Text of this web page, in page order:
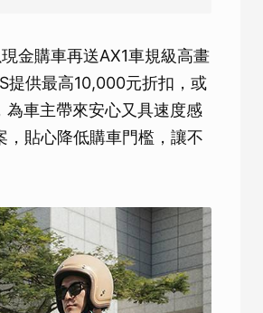
金購車再送AX1車規級高畫
提供最高10,000元折扣，或
車主帶來安心又具速度感
貼心降低購車門檻，讓不